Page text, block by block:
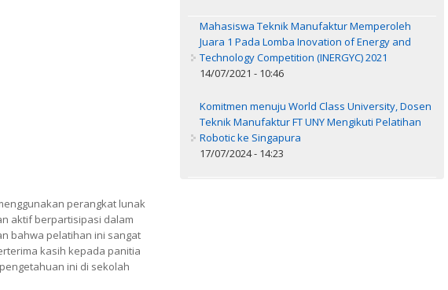
perangkat lunak
aktif berpartisipasi dalam
bahwa pelatihan ini sangat
kasih kepada panitia
ini di sekolah
Mahasiswa Teknik Manufaktur Memperoleh
Juara 1 Pada Lomba Inovation of Energy and
Technology Competition (INERGYC) 2021
14/07/2021 - 10:46
Komitmen menuju World Class University, Dosen
Teknik Manufaktur FT UNY Mengikuti Pelatihan
Robotic ke Singapura
17/07/2024 - 14:23